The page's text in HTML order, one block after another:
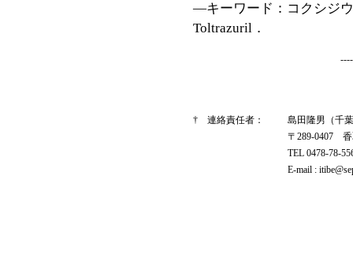
―キーワード：コクシジ
Toltrazuril．
† 連絡責任者：
島田隆男（千
〒289-0407 香
TEL 0478-78-
E-mail :